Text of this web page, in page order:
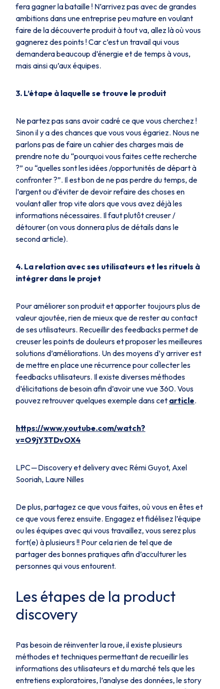
fera gagner la bataille ! N’arrivez pas avec de grandes
ambitions dans une entreprise peu mature en voulant
faire de la découverte produit à tout va, allez là où vous
gagnerez des points ! Car c’est un travail qui vous
demandera beaucoup d’énergie et de temps à vous,
mais ainsi qu’aux équipes.
3. L’étape à laquelle se trouve le produit
Ne partez pas sans avoir cadré ce que vous cherchez !
Sinon il y a des chances que vous vous égariez. Nous ne
parlons pas de faire un cahier des charges mais de
prendre note du “pourquoi vous faites cette recherche
?” ou “quelles sont les idées /opportunités de départ à
confronter ?”. Il est bon de ne pas perdre du temps, de
l’argent ou d’éviter de devoir refaire des choses en
voulant aller trop vite alors que vous avez déjà les
informations nécessaires. Il faut plutôt creuser /
détourer (on vous donnera plus de détails dans le
second article).
4. La relation avec ses utilisateurs et les rituels à
intégrer dans le projet
Pour améliorer son produit et apporter toujours plus de
valeur ajoutée, rien de mieux que de rester au contact
de ses utilisateurs. Recueillir des feedbacks permet de
creuser les points de douleurs et proposer les meilleures
solutions d’améliorations. Un des moyens d’y arriver est
de mettre en place une récurrence pour collecter les
feedbacks utilisateurs. Il existe diverses méthodes
d’élicitations de besoin afin d’avoir une vue 360. Vous
pouvez retrouver quelques exemple dans cet article.
https://www.youtube.com/watch?
v=O9jY3TDvOX4
LPC — Discovery et delivery avec Rémi Guyot, Axel
Sooriah, Laure Nilles
De plus, partagez ce que vous faites, où vous en êtes et
ce que vous ferez ensuite. Engagez et fidélisez l’équipe
ou les équipes avec qui vous travaillez, vous serez plus
fort(e) à plusieurs !! Pour cela rien de tel que de
partager des bonnes pratiques afin d’acculturer les
personnes qui vous entourent.
Les étapes de la product
discovery
Pas besoin de réinventer la roue, il existe plusieurs
méthodes et techniques permettant de recueillir les
informations des utilisateurs et du marché tels que les
entretiens exploratoires, l’analyse des données, le story